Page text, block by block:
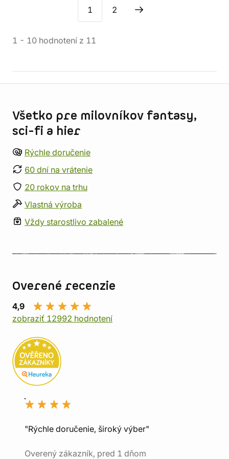
1 2
1 - 10 hodnotení z 11
Všetko pre milovníkov fantasy,
sci-fi a hier
Rýchle doručenie
60 dní na vrátenie
20 rokov na trhu
Vlastná výroba
Vždy starostlivo zabalené
Overené recenzie
4,9
zobraziť 12992 hodnotení
"Rýchle doručenie, široký výber"
Overený zákazník, pred 1 dňom